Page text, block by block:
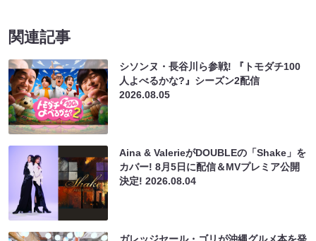
関連記事
シソンヌ・長谷川ら参戦! 『トモダチ100
人よべるかな?』シーズン2配信
2026.08.05
Aina & ValerieがDOUBLEの「Shake」を
カバー! 8月5日に配信＆MVプレミア公開
決定!2026.08.04